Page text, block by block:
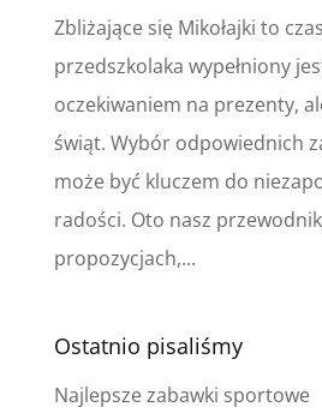
Zbliżające się Mikołajki to
przedszkolaka wypełniony
oczekiwaniem na prezenty,
świąt. Wybór odpowiednich
może być kluczem do
radości. Oto nasz
propozycjach,...
Ostatnio pisaliśmy
Najlepsze zabawki sportowe